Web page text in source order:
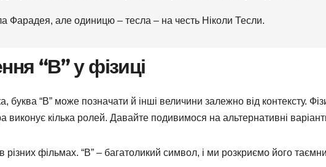
Фарадея, але одиницю – тесла – на честь Ніколи Тесли.
“В” у фізиці
буква “В” може позначати й інші величини залежно від контексту.
виконує кілька ролей. Давайте подивимося на альтернативні
різних фільмах. “В” – багатоликий символ, і ми розкриємо його